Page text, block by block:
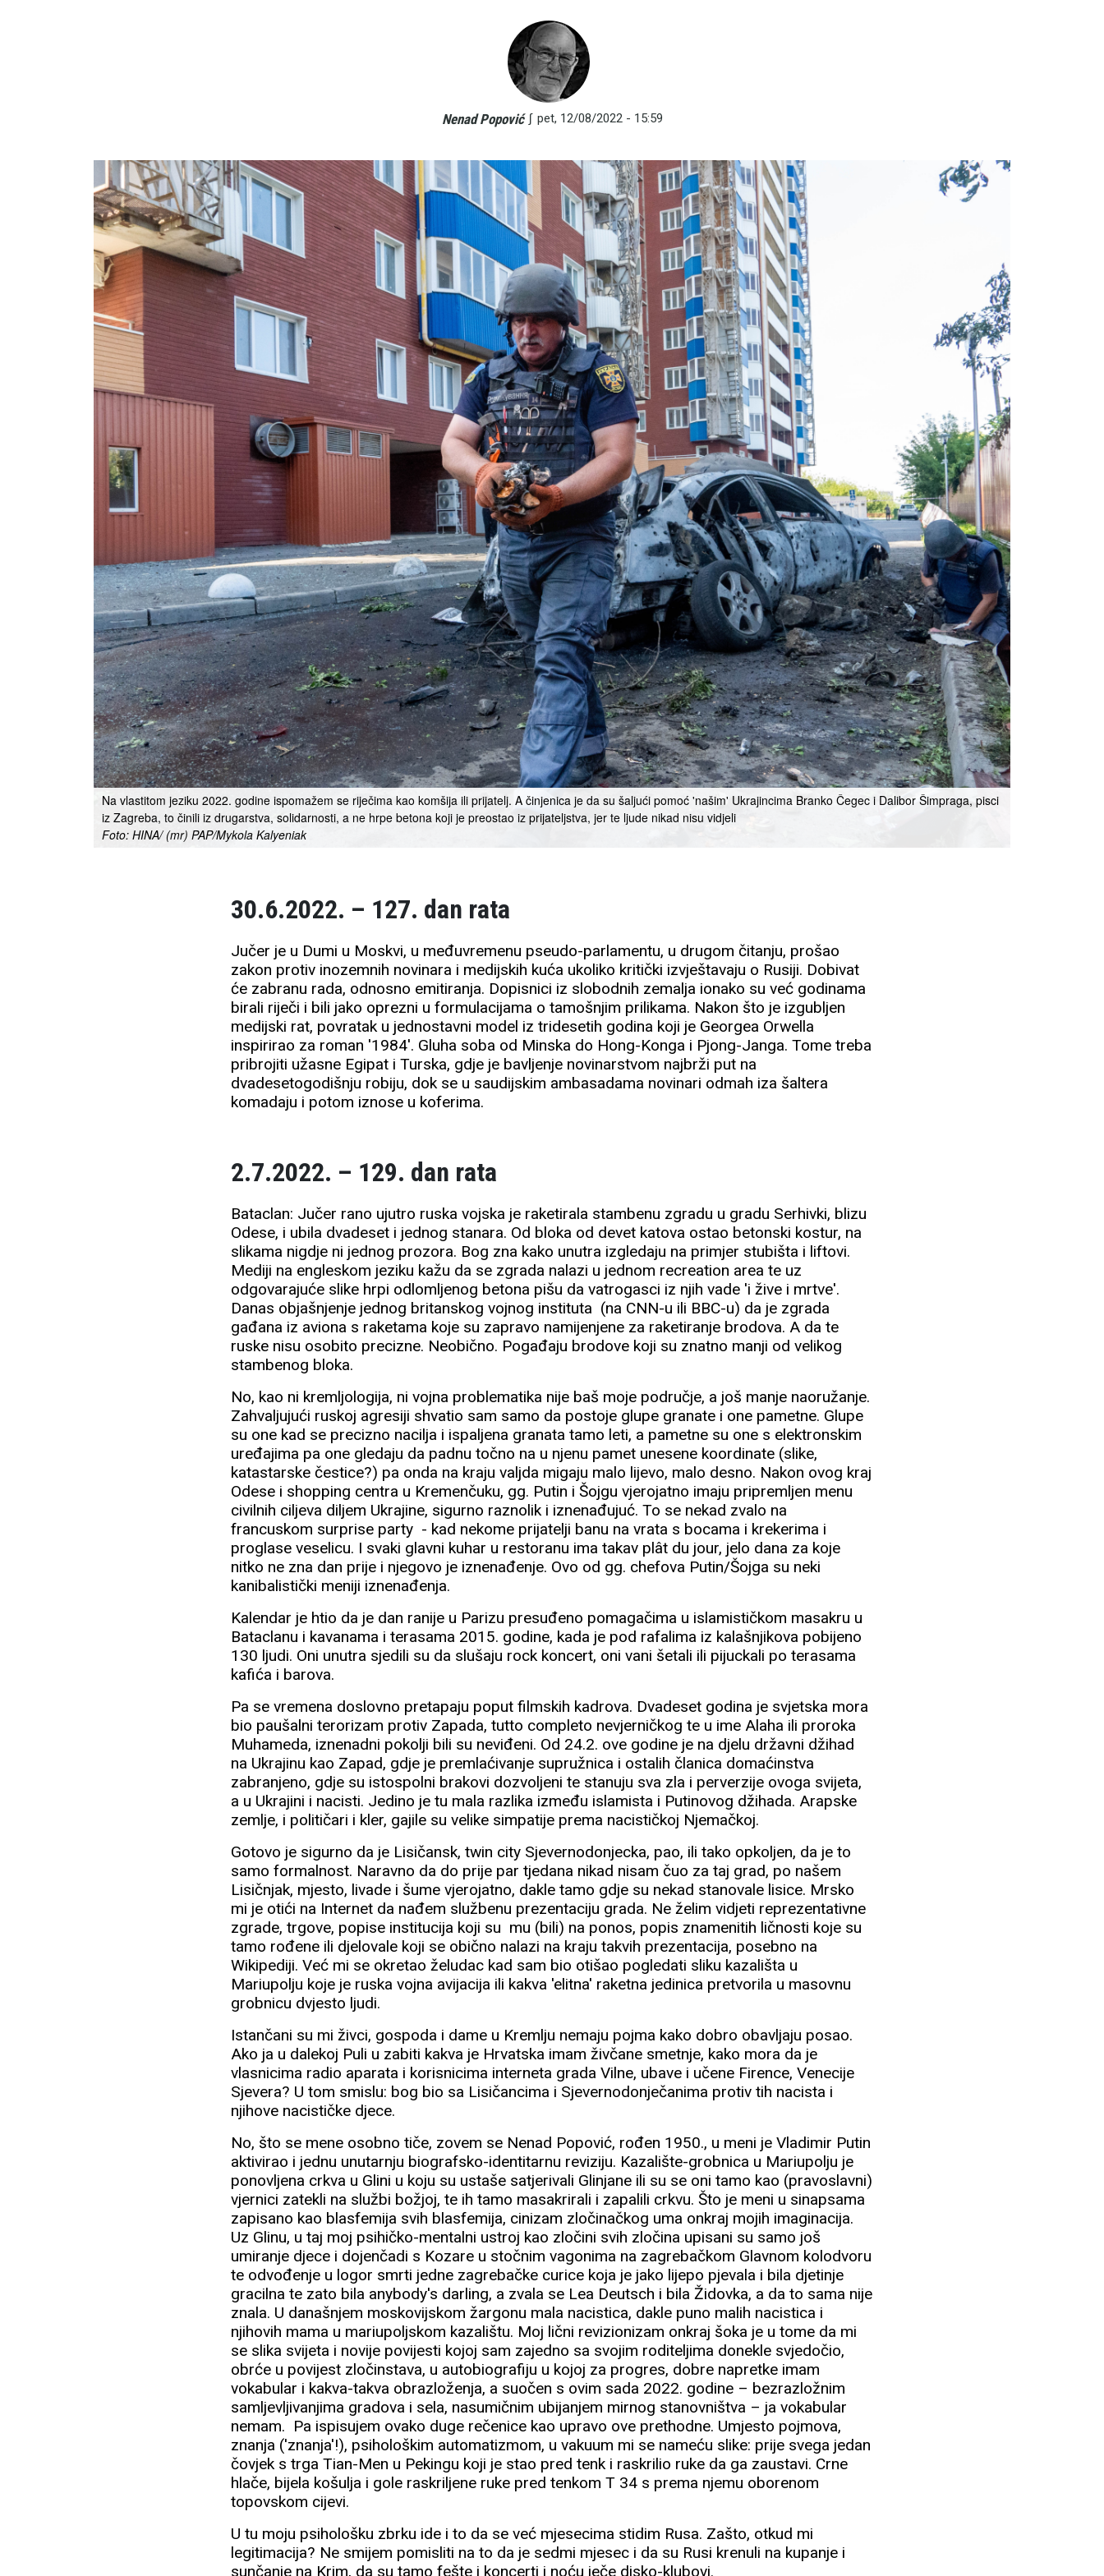
Nenad Popović ∫ pet, 12/08/2022 - 15:59
Na vlastitom jeziku 2022. godine ispomažem se riječima kao komšija ili prijatelj. A činjenica je da su šaljući pomoć 'našim' Ukrajincima Branko Čegec i Dalibor Šimpraga, pisci
iz Zagreba, to činili iz drugarstva, solidarnosti, a ne hrpe betona koji je preostao iz prijateljstva, jer te ljude nikad nisu vidjeli
Foto: HINA/ (mr) PAP/Mykola Kalyeniak
30.6.2022. – 127. dan rata
Jučer je u Dumi u Moskvi, u međuvremenu pseudo-parlamentu, u drugom čitanju, prošao
zakon protiv inozemnih novinara i medijskih kuća ukoliko kritički izvještavaju o Rusiji. Dobivat
će zabranu rada, odnosno emitiranja. Dopisnici iz slobodnih zemalja ionako su već godinama
birali riječi i bili jako oprezni u formulacijama o tamošnjim prilikama. Nakon što je izgubljen
medijski rat, povratak u jednostavni model iz tridesetih godina koji je Georgea Orwella
inspirirao za roman '1984'. Gluha soba od Minska do Hong-Konga i Pjong-Janga. Tome treba
pribrojiti užasne Egipat i Turska, gdje je bavljenje novinarstvom najbrži put na
dvadesetogodišnju robiju, dok se u saudijskim ambasadama novinari odmah iza šaltera
komadaju i potom iznose u koferima.
2.7.2022. – 129. dan rata
Bataclan: Jučer rano ujutro ruska vojska je raketirala stambenu zgradu u gradu Serhivki, blizu
Odese, i ubila dvadeset i jednog stanara. Od bloka od devet katova ostao betonski kostur, na
slikama nigdje ni jednog prozora. Bog zna kako unutra izgledaju na primjer stubišta i liftovi.
Mediji na engleskom jeziku kažu da se zgrada nalazi u jednom recreation area te uz
odgovarajuće slike hrpi odlomljenog betona pišu da vatrogasci iz njih vade 'i žive i mrtve'.
Danas objašnjenje jednog britanskog vojnog instituta (na CNN-u ili BBC-u) da je zgrada
gađana iz aviona s raketama koje su zapravo namijenjene za raketiranje brodova. A da te
ruske nisu osobito precizne. Neobično. Pogađaju brodove koji su znatno manji od velikog
stambenog bloka.
No, kao ni kremljologija, ni vojna problematika nije baš moje područje, a još manje naoružanje.
Zahvaljujući ruskoj agresiji shvatio sam samo da postoje glupe granate i one pametne. Glupe
su one kad se precizno nacilja i ispaljena granata tamo leti, a pametne su one s elektronskim
uređajima pa one gledaju da padnu točno na u njenu pamet unesene koordinate (slike,
katastarske čestice?) pa onda na kraju valjda migaju malo lijevo, malo desno. Nakon ovog kraj
Odese i shopping centra u Kremenčuku, gg. Putin i Šojgu vjerojatno imaju pripremljen menu
civilnih ciljeva diljem Ukrajine, sigurno raznolik i iznenađujuć. To se nekad zvalo na
francuskom surprise party - kad nekome prijatelji banu na vrata s bocama i krekerima i
proglase veselicu. I svaki glavni kuhar u restoranu ima takav plât du jour, jelo dana za koje
nitko ne zna dan prije i njegovo je iznenađenje. Ovo od gg. chefova Putin/Šojga su neki
kanibalistički meniji iznenađenja.
Kalendar je htio da je dan ranije u Parizu presuđeno pomagačima u islamističkom masakru u
Bataclanu i kavanama i terasama 2015. godine, kada je pod rafalima iz kalašnjikova pobijeno
130 ljudi. Oni unutra sjedili su da slušaju rock koncert, oni vani šetali ili pijuckali po terasama
kafića i barova.
Pa se vremena doslovno pretapaju poput filmskih kadrova. Dvadeset godina je svjetska mora
bio paušalni terorizam protiv Zapada, tutto completo nevjerničkog te u ime Alaha ili proroka
Muhameda, iznenadni pokolji bili su neviđeni. Od 24.2. ove godine je na djelu državni džihad
na Ukrajinu kao Zapad, gdje je premlaćivanje supružnica i ostalih članica domaćinstva
zabranjeno, gdje su istospolni brakovi dozvoljeni te stanuju sva zla i perverzije ovoga svijeta,
a u Ukrajini i nacisti. Jedino je tu mala razlika između islamista i Putinovog džihada. Arapske
zemlje, i političari i kler, gajile su velike simpatije prema nacističkoj Njemačkoj.
Gotovo je sigurno da je Lisičansk, twin city Sjevernodonjecka, pao, ili tako opkoljen, da je to
samo formalnost. Naravno da do prije par tjedana nikad nisam čuo za taj grad, po našem
Lisičnjak, mjesto, livade i šume vjerojatno, dakle tamo gdje su nekad stanovale lisice. Mrsko
mi je otići na Internet da nađem službenu prezentaciju grada. Ne želim vidjeti reprezentativne
zgrade, trgove, popise institucija koji su mu (bili) na ponos, popis znamenitih ličnosti koje su
tamo rođene ili djelovale koji se obično nalazi na kraju takvih prezentacija, posebno na
Wikipediji. Već mi se okretao želudac kad sam bio otišao pogledati sliku kazališta u
Mariupolju koje je ruska vojna avijacija ili kakva 'elitna' raketna jedinica pretvorila u masovnu
grobnicu dvjesto ljudi.
Istančani su mi živci, gospoda i dame u Kremlju nemaju pojma kako dobro obavljaju posao.
Ako ja u dalekoj Puli u zabiti kakva je Hrvatska imam živčane smetnje, kako mora da je
vlasnicima radio aparata i korisnicima interneta grada Vilne, ubave i učene Firence, Venecije
Sjevera? U tom smislu: bog bio sa Lisičancima i Sjevernodonječanima protiv tih nacista i
njihove nacističke djece.
No, što se mene osobno tiče, zovem se Nenad Popović, rođen 1950., u meni je Vladimir Putin
aktivirao i jednu unutarnju biografsko-identitarnu reviziju. Kazalište-grobnica u Mariupolju je
ponovljena crkva u Glini u koju su ustaše satjerivali Glinjane ili su se oni tamo kao (pravoslavni)
vjernici zatekli na službi božjoj, te ih tamo masakrirali i zapalili crkvu. Što je meni u sinapsama
zapisano kao blasfemija svih blasfemija, cinizam zločinačkog uma onkraj mojih imaginacija.
Uz Glinu, u taj moj psihičko-mentalni ustroj kao zločini svih zločina upisani su samo još
umiranje djece i dojenčadi s Kozare u stočnim vagonima na zagrebačkom Glavnom kolodvoru
te odvođenje u logor smrti jedne zagrebačke curice koja je jako lijepo pjevala i bila djetinje
gracilna te zato bila anybody's darling, a zvala se Lea Deutsch i bila Židovka, a da to sama nije
znala. U današnjem moskovijskom žargonu mala nacistica, dakle puno malih nacistica i
njihovih mama u mariupoljskom kazalištu. Moj lični revizionizam onkraj šoka je u tome da mi
se slika svijeta i novije povijesti kojoj sam zajedno sa svojim roditeljima donekle svjedočio,
obrće u povijest zločinstava, u autobiografiju u kojoj za progres, dobre napretke imam
vokabular i kakva-takva obrazloženja, a suočen s ovim sada 2022. godine – bezrazložnim
samljevljivanjima gradova i sela, nasumičnim ubijanjem mirnog stanovništva – ja vokabular
nemam. Pa ispisujem ovako duge rečenice kao upravo ove prethodne. Umjesto pojmova,
znanja ('znanja'!), psihološkim automatizmom, u vakuum mi se nameću slike: prije svega jedan
čovjek s trga Tian-Men u Pekingu koji je stao pred tenk i raskrilio ruke da ga zaustavi. Crne
hlače, bijela košulja i gole raskriljene ruke pred tenkom T 34 s prema njemu oborenom
topovskom cijevi.
U tu moju psihološku zbrku ide i to da se već mjesecima stidim Rusa. Zašto, otkud mi
legitimacija? Ne smijem pomisliti na to da je sedmi mjesec i da su Rusi krenuli na kupanje i
sunčanje na Krim, da su tamo fešte i koncerti i noću ječe disko-klubovi.